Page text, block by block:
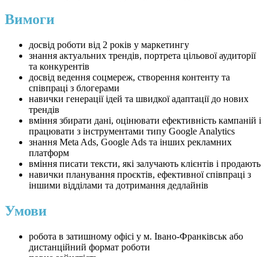
Вимоги
досвід роботи від 2 років у маркетингу
знання актуальних трендів, портрета цільової аудиторії
та конкурентів
досвід ведення соцмереж, створення контенту та
співпраці з блогерами
навички генерації ідей та швидкої адаптації до нових
трендів
вміння збирати дані, оцінювати ефективність кампаній і
працювати з інструментами типу Google Analytics
знання Meta Ads, Google Ads та інших рекламних
платформ
вміння писати тексти, які залучають клієнтів і продають
навички планування проєктів, ефективної співпраці з
іншими відділами та дотримання дедлайнів
Умови
робота в затишному офісі у м. Івано-Франківськ або
дистанційний формат роботи